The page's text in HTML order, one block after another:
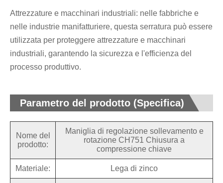
Attrezzature e macchinari industriali: nelle fabbriche e
nelle industrie manifatturiere, questa serratura può essere
utilizzata per proteggere attrezzature e macchinari
industriali, garantendo la sicurezza e l'efficienza del
processo produttivo.
Parametro del prodotto (Specifica)
Nome del
prodotto:
Maniglia di regolazione sollevamento e
rotazione CH751 Chiusura a
compressione chiave
Materiale: Lega di zinco